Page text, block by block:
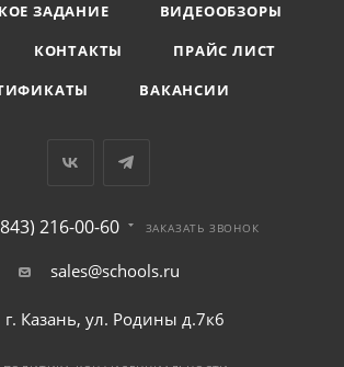
ЗАДАНИЕ
ВИДЕООБЗОРЫ
КОНТАКТЫ
ПРАЙС ЛИСТ
ВАКАНСИИ
216-00-60 ЗАКАЗАТЬ ЗВОНОК
sales@schools.ru
г. Казань, ул. Родины д.7к6